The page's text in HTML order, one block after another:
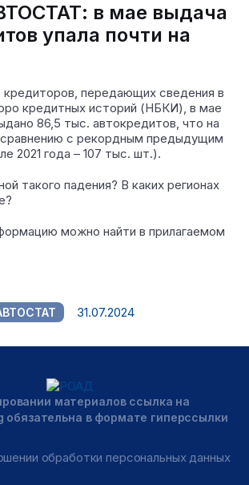
в мае выдача
упала почти на
передающих сведения в
кредитных историй (НБКИ), в мае
86,5 тыс. автокредитов, что на
сравнению с рекордным предыдущим
2021 года – 107 тыс. шт.).
такого падения? В каких регионах
можно найти в прилагаемом
31.07.2024
материалов ссылка на
обязательна в формате гиперссылки
обработки персональных данных